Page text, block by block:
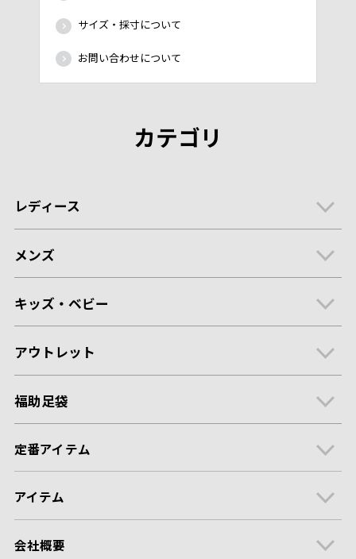
サイズ・採寸について
お問い合わせについて
カテゴリ
レディース
メンズ
キッズ・ベビー
アウトレット
福助足袋
定番アイテム
アイテム
会社概要